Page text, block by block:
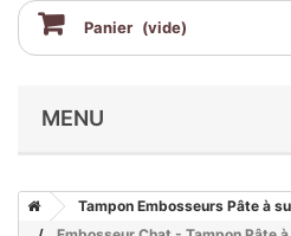
Panier (vide)
MENU
Tampon Embosseurs Pâte à